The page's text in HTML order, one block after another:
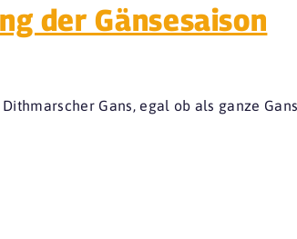
der Gänsesaison
Gans, egal ob als ganze